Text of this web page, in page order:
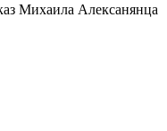
Михаила Алексанянца